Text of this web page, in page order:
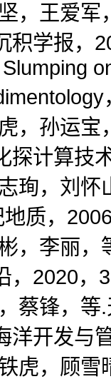
，王爱
积学报，
，孙运
探计算技
珣，刘
质，
，李丽
，2020，
蔡锋，
洋开发与
虎，顾